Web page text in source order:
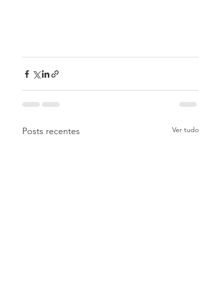
Posts recentes Ver tudo